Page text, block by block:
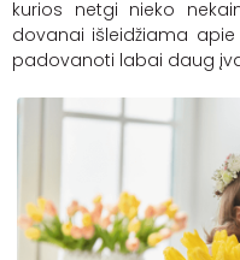
kurios netgi nieko
dovanai išleidžiama
padovanoti labai daug